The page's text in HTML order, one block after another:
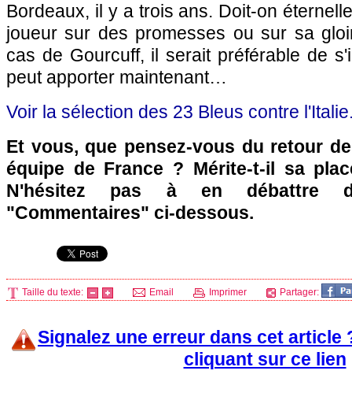
Bordeaux, il y a trois ans. Doit-on
joueur sur des promesses ou sur sa
cas de Gourcuff, il serait préférable de
peut apporter maintenant…
Voir la sélection des 23 Bleus contre
Et vous, que pensez-vous du retour
équipe de France ? Mérite-t-il sa
N'hésitez pas à en débattre
"Commentaires" ci-dessous.
Taille du texte: Email Imprimer Partager:
Signalez une erreur dans cet article
cliquant sur ce lien